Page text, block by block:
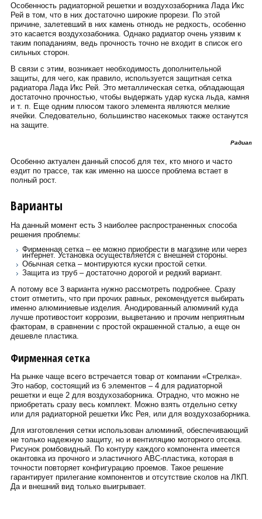
Особенность радиаторной решетки и воздухозаборника Лада Икс
Рей в том, что в них достаточно широкие прорези. По этой
причине, залетевший в них камень отнюдь не редкость, особенно
это касается воздухозабоника. Однако радиатор очень уязвим к
таким попаданиям, ведь прочность точно не входит в список его
сильных сторон.
В связи с этим, возникает необходимость дополнительной
защиты, для чего, как правило, используется защитная сетка
радиатора Лада Икс Рей. Это металлическая сетка, обладающая
достаточно прочностью, чтобы выдержать удар куска льда, камня
и т. п. Еще одним плюсом такого элемента являются мелкие
ячейки. Следовательно, большинство насекомых также останутся
на защите.
Радиатор
Особенно актуален данный способ для тех, кто много и часто
ездит по трассе, так как именно на шоссе проблема встает в
полный рост.
Варианты
На данный момент есть 3 наиболее распространенных способа
решения проблемы:
Фирменная сетка – ее можно приобрести в магазине или через
интернет. Установка осуществляется с внешней стороны.
Обычная сетка – монтируются куски простой сетки.
Защита из труб – достаточно дорогой и редкий вариант.
А потому все 3 варианта нужно рассмотреть подробнее. Сразу
стоит отметить, что при прочих равных, рекомендуется выбирать
именно алюминиевые изделия. Анодированный алюминий куда
лучше противостоит коррозии, выцветанию и прочим неприятным
факторам, в сравнении с простой окрашенной сталью, а еще он
дешевле пластика.
Фирменная сетка
На рынке чаще всего встречается товар от компании «Стрелка».
Это набор, состоящий из 6 элементов – 4 для радиаторной
решетки и еще 2 для воздухозаборника. Отрадно, что можно не
приобретать сразу весь комплект. Можно взять отдельно сетку
или для радиаторной решетки Икс Рея, или для воздухозаборника.
Для изготовления сетки использован алюминий, обеспечивающий
не только надежную защиту, но и вентиляцию моторного отсека.
Рисунок ромбовидный. По контуру каждого компонента имеется
окантовка из прочного и эластичного АВС-пластика, которая в
точности повторяет конфигурацию проемов. Такое решение
гарантирует прилегание компонентов и отсутствие сколов на ЛКП.
Да и внешний вид только выигрывает.